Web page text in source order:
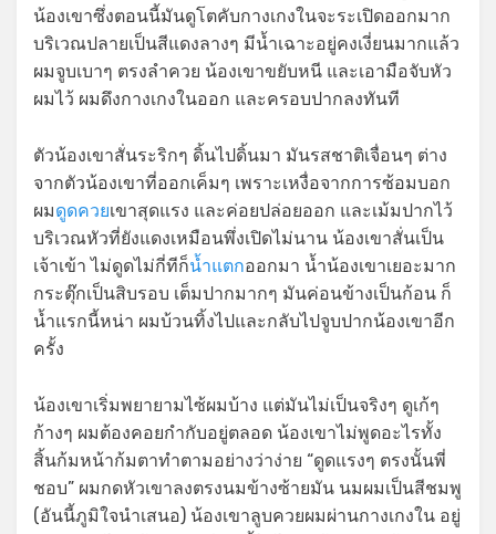
น้องเขาซึ่งตอนนี้มันดูโตคับกางเกงในจะระเปิดออกมาก
บริเวณปลายเป็นสีแดงลางๆ มีน้ำเฉาะอยู่คงเงี่ยนมากแล้ว
ผมจูบเบาๆ ตรงลำควย น้องเขาขยับหนี และเอามือจับหัว
ผมไว้ ผมดึงกางเกงในออก และครอบปากลงทันที
ตัวน้องเขาสั่นระริกๆ ดิ้นไปดิ้นมา มันรสชาติเจื่อนๆ ต่าง
จากตัวน้องเขาที่ออกเค็มๆ เพราะเหงื่อจากการซ้อมบอก
ผมดูดควยเขาสุดแรง และค่อยปล่อยออก และเม้มปากไว้
บริเวณหัวที่ยังแดงเหมือนพึ่งเปิดไม่นาน น้องเขาสั่นเป็น
เจ้าเข้า ไม่ดูดไม่กี่ทีก็น้ำแตกออกมา น้ำน้องเขาเยอะมาก
กระตุ๊กเป็นสิบรอบ เต็มปากมากๆ มันค่อนข้างเป็นก้อน ก็
น้ำแรกนี้หน่า ผมบ้วนทิ้งไปและกลับไปจูบปากน้องเขาอีก
ครั้ง
น้องเขาเริ่มพยายามไซ้ผมบ้าง แต่มันไม่เป็นจริงๆ ดูเก้ๆ
ก้างๆ ผมต้องคอยกำกับอยู่ตลอด น้องเขาไม่พูดอะไรทั้ง
สิ้นก้มหน้าก้มตาทำตามอย่างว่าง่าย “ดูดแรงๆ ตรงนั้นพี่
ชอบ” ผมกดหัวเขาลงตรงนมข้างซ้ายมัน นมผมเป็นสีชมพู
(อันนี้ภูมิใจนำเสนอ) น้องเขาลูบควยผมผ่านกางเกงใน อยู่